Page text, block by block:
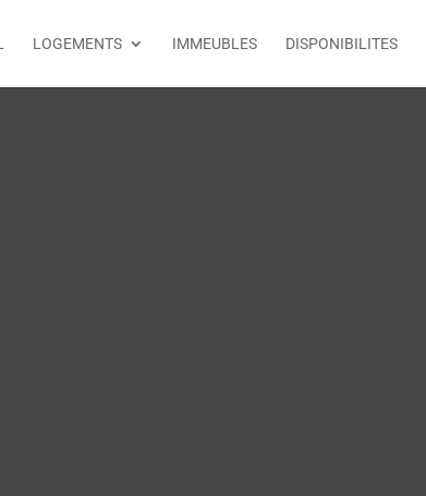
LOGEMENTS IMMEUBLES DISPONIBILITES